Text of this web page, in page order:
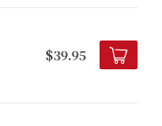
$39.95